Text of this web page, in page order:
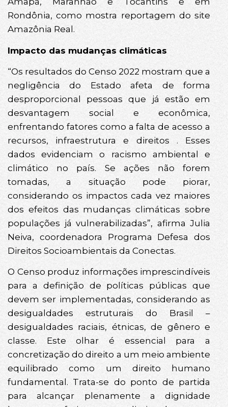
Rondônia, como mostra reportagem do site
Amazônia Real.
Impacto das mudanças climáticas
“Os resultados do Censo 2022 mostram que a
negligência do Estado afeta de forma
desproporcional pessoas que já estão em
desvantagem social e econômica,
enfrentando fatores como a falta de acesso a
recursos, infraestrutura e direitos . Esses
dados evidenciam o racismo ambiental e
climático no país. Se ações não forem
tomadas, a situação pode piorar,
considerando os impactos cada vez maiores
dos efeitos das mudanças climáticas sobre
populações já vulnerabilizadas”, afirma Julia
Neiva, coordenadora Programa Defesa dos
Direitos Socioambientais da Conectas.
O Censo produz informações imprescindíveis
para a definição de políticas públicas que
devem ser implementadas, considerando as
desigualdades estruturais do Brasil –
desigualdades raciais, étnicas, de gênero e
classe. Este olhar é essencial para a
concretização do direito a um meio ambiente
equilibrado como um direito humano
fundamental. Trata-se do ponto de partida
para alcançar plenamente a dignidade